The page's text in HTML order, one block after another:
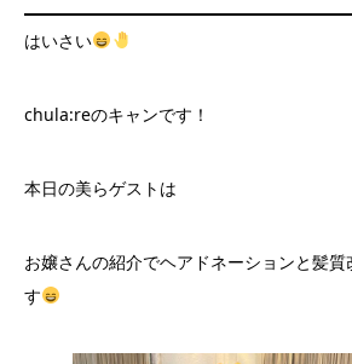
はいさい
chula:reのキャンです！
本日の美らゲストは
お嬢さんの紹介でヘアドネーションと髪
す